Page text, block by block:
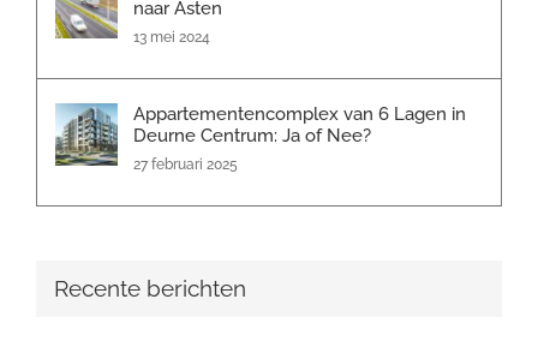
naar Asten
13 mei 2024
Appartementencomplex van 6 Lagen in
Deurne Centrum: Ja of Nee?
27 februari 2025
Recente berichten